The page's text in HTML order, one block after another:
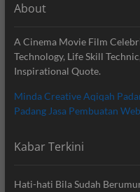
About
A Cinema Movie Film
Technology, Life Skill
Inspirational Quote.
Minda CreativeAqiqah
Padang Jasa Pembuatan
Kabar Terkini
Hati-hati Bila Sudah